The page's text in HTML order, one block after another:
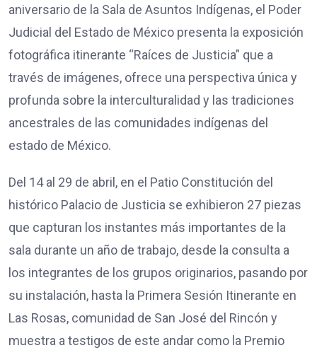
aniversario de la Sala de Asuntos Indígenas, el Poder
Judicial del Estado de México presenta la exposición
fotográfica itinerante “Raíces de Justicia” que a
través de imágenes, ofrece una perspectiva única y
profunda sobre la interculturalidad y las tradiciones
ancestrales de las comunidades indígenas del
estado de México.
Del 14 al 29 de abril, en el Patio Constitución del
histórico Palacio de Justicia se exhibieron 27 piezas
que capturan los instantes más importantes de la
sala durante un año de trabajo, desde la consulta a
los integrantes de los grupos originarios, pasando por
su instalación, hasta la Primera Sesión Itinerante en
Las Rosas, comunidad de San José del Rincón y
muestra a testigos de este andar como la Premio